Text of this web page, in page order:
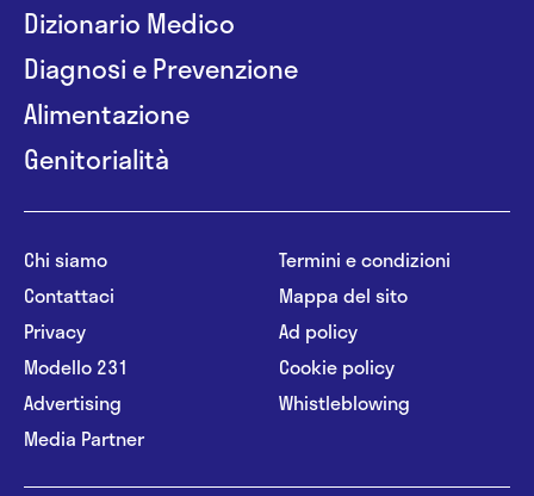
Dizionario Medico
Diagnosi e Prevenzione
Alimentazione
Genitorialità
Chi siamo
Contattaci
Privacy
Modello 231
Advertising
Media Partner
Termini e condizioni
Mappa del sito
Ad policy
Cookie policy
Whistleblowing